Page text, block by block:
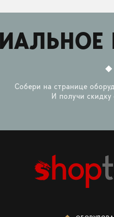
Собери на странице
И получи скидку